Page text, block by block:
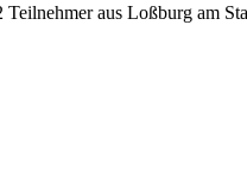
aus Loßburg am